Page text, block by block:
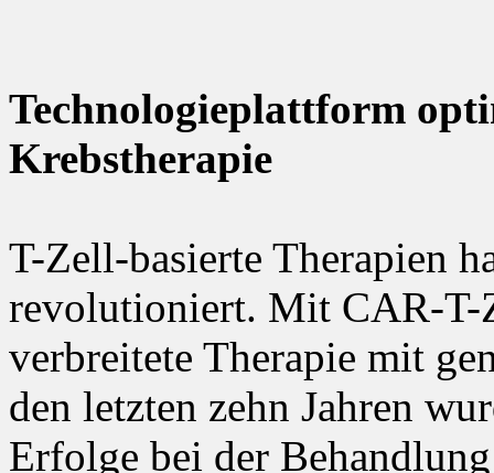
Technologieplattform
Krebstherapie
T-Zell-basierte Therapien
revolutioniert. Mit CAR-T-
verbreitete Therapie mit
den letzten zehn Jahren
Erfolge bei der